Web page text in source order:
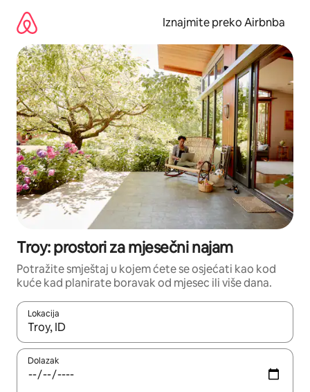
sadržaj
Iznajmite preko Airbnba
Troy: prostori za mjesečni najam
Potražite smještaj u kojem ćete se osjećati kao kod
kuće kad planirate boravak od mjesec ili više dana.
Lokacija
Kada budu dostupni rezultati, moći ćete ih pregledati
Dolazak